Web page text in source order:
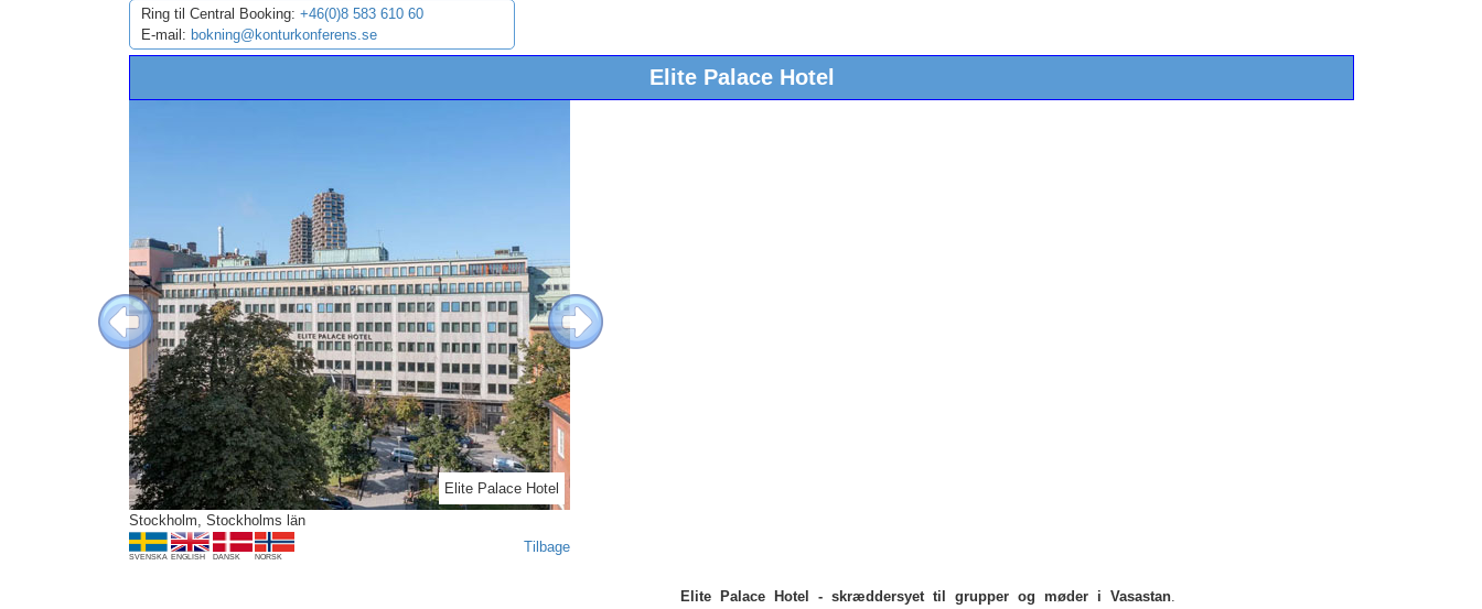
Ring til Central Booking: +46(0)8 583 610 60
E-mail: bokning@konturkonferens.se
Elite Palace Hotel
Previous
Elite Palace Hotel
Next
Stockholm, Stockholms län
SVENSKA ENGLISH DANSK NORSK
Tilbage
Elite Palace Hotel - skræddersyet til grupper og møder i Vasastan.